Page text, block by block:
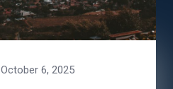
October 6, 2025